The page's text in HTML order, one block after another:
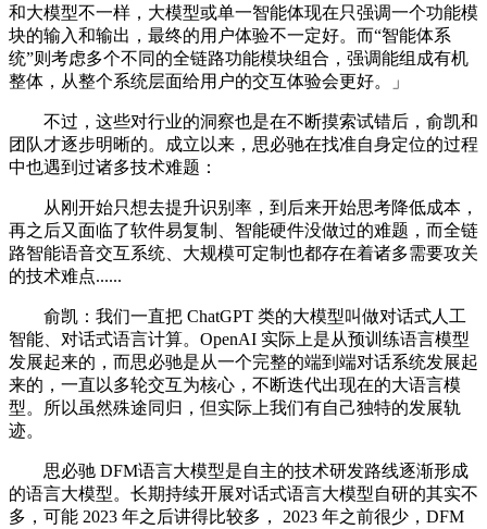
和大模型不一样，大模型或单一智能体现在只强调一个功能模
块的输入和输出，最终的用户体验不一定好。而“智能体系
统”则考虑多个不同的全链路功能模块组合，强调能组成有机
整体，从整个系统层面给用户的交互体验会更好。」
不过，这些对行业的洞察也是在不断摸索试错后，俞凯和
团队才逐步明晰的。成立以来，思必驰在找准自身定位的过程
中也遇到过诸多技术难题：
从刚开始只想去提升识别率，到后来开始思考降低成本，
再之后又面临了软件易复制、智能硬件没做过的难题，而全链
路智能语音交互系统、大规模可定制也都存在着诸多需要攻关
的技术难点......
俞凯：我们一直把 ChatGPT 类的大模型叫做对话式人工
智能、对话式语言计算。OpenAI 实际上是从预训练语言模型
发展起来的，而思必驰是从一个完整的端到端对话系统发展起
来的，一直以多轮交互为核心，不断迭代出现在的大语言模
型。所以虽然殊途同归，但实际上我们有自己独特的发展轨
迹。
思必驰 DFM语言大模型是自主的技术研发路线逐渐形成
的语言大模型。长期持续开展对话式语言大模型自研的其实不
多，可能 2023 年之后讲得比较多， 2023 年之前很少，DFM